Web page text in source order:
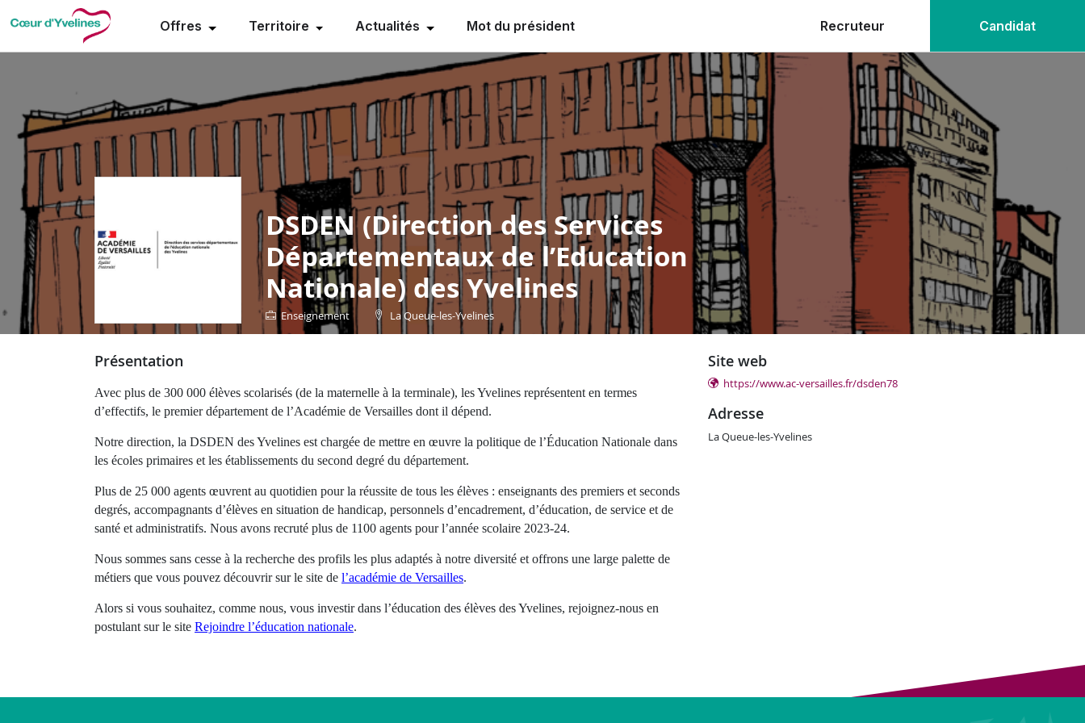
Offres Territoire Actualités Mot du président Recruteur Candidat
DSDEN (Direction des Services
Départementaux de l’Education
Nationale) des Yvelines
Enseignement La Queue-les-Yvelines
présentation
Avec plus de 300 000 élèves scolarisés (de la maternelle à la terminale), les Yvelines représentent en termes
d’effectifs, le premier département de l’Académie de Versailles dont il dépend.
Notre direction, la DSDEN des Yvelines est chargée de mettre en œuvre la politique de l’Éducation Nationale dans
les écoles primaires et les établissements du second degré du département.
Plus de 25 000 agents œuvrent au quotidien pour la réussite de tous les élèves : enseignants des premiers et seconds
degrés, accompagnants d’élèves en situation de handicap, personnels d’encadrement, d’éducation, de service et de
santé et administratifs. Nous avons recruté plus de 1100 agents pour l’année scolaire 2023-24.
Nous sommes sans cesse à la recherche des profils les plus adaptés à notre diversité et offrons une large palette de
métiers que vous pouvez découvrir sur le site de l’académie de Versailles.
Alors si vous souhaitez, comme nous, vous investir dans l’éducation des élèves des Yvelines, rejoignez-nous en
postulant sur le site Rejoindre l’éducation nationale.
site web
https://www.ac-versailles.fr/dsden78
adresse
La Queue-les-Yvelines